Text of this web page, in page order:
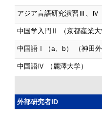
アジア言語研究演習Ⅲ、Ⅳ
中国学入門Ⅱ （京都産業大
中国語Ⅰ（a、b） （神田外
中国語Ⅳ （麗澤大学）
外部研究者ID